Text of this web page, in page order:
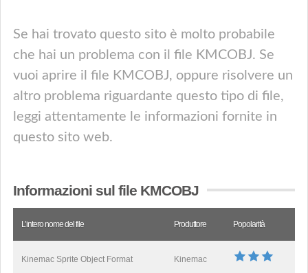
Se hai trovato questo sito è molto probabile
che hai un problema con il file KMCOBJ. Se
vuoi aprire il file KMCOBJ, oppure risolvere un
altro problema riguardante questo tipo di file,
leggi attentamente le informazioni fornite in
questo sito web.
Informazioni sul file KMCOBJ
L’intero nome del file Produttore Popolarità
Kinemac Sprite Object Format Kinemac